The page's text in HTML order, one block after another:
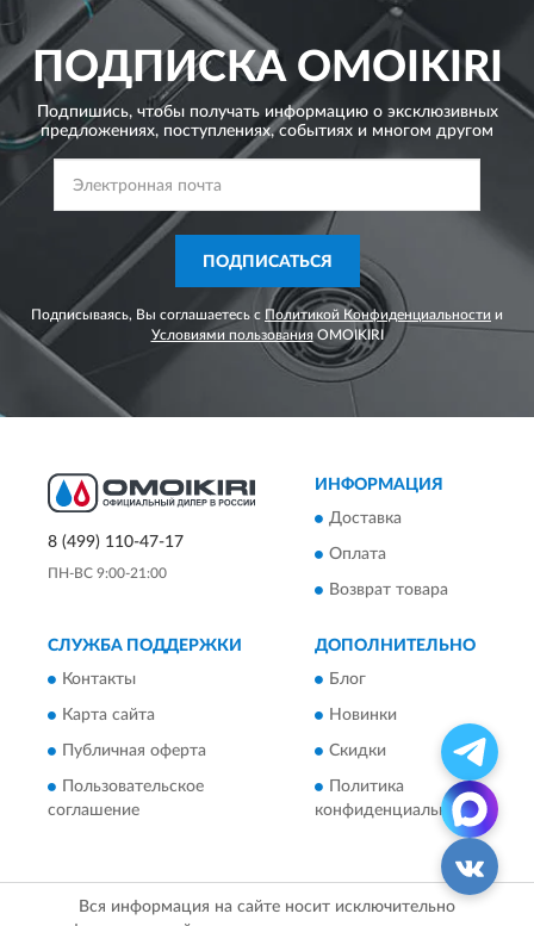
ПОДПИСКАOMOIKIRI
Подпишись, чтобы получать информацию о эксклюзивных
предложениях, поступлениях, событиях и многом другом
ПОДПИСАТЬСЯ
Подписываясь, Вы соглашаетесь с Политикой Конфиденциальности и
Условиями пользованияOMOIKIRI
8 (499) 110-47-17
ПН-ВС 9:00-21:00
ИНФОРМАЦИЯ
Доставка
Оплата
Возврат товара
СЛУЖБА ПОДДЕРЖКИ
Контакты
Карта сайта
Публичная оферта
Пользовательское
соглашение
ДОПОЛНИТЕЛЬНО
Блог
Новинки
Скидки
Политика
конфиденциальности
Вся информация на сайте носит исключительно